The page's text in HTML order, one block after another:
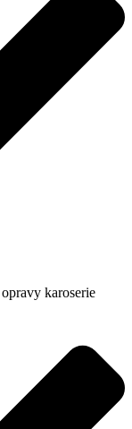
karoserie